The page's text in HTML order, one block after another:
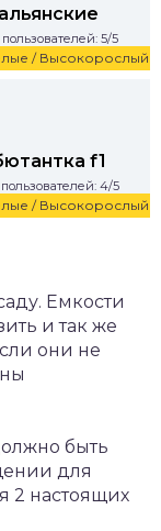
/ Высокорослый
5/5
/ Высокорослый
f1
4/5
Емкости
и так же
они не
быть
для
2 настоящих